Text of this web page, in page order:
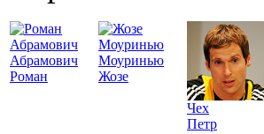
Абрамович
Роман
Моуринью
Жозе
Чех
Петр